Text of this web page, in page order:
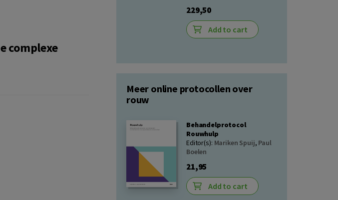
complexe
229,50
Add to cart
Meer online protocollen over
rouw
Behandelprotocol
Rouwhulp
Editor(s): Mariken Spuij, Paul
Boelen
21,95
Add to cart